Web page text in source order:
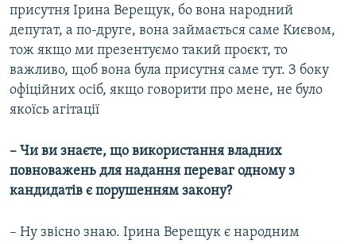
присутня Ірина Верещук, бо вона народний
депутат, а по-друге, вона займається саме Києвом,
тож якщо ми презентуємо такий проєкт, то
важливо, щоб вона була присутня саме тут. З боку
офіційних осіб, якщо говорити про мене, не було
якоїсь агітації
– Чи ви знаєте, що використання владних
повноважень для надання переваг одному з
кандидатів є порушенням закону?
– Ну звісно знаю. Ірина Верещук є народним